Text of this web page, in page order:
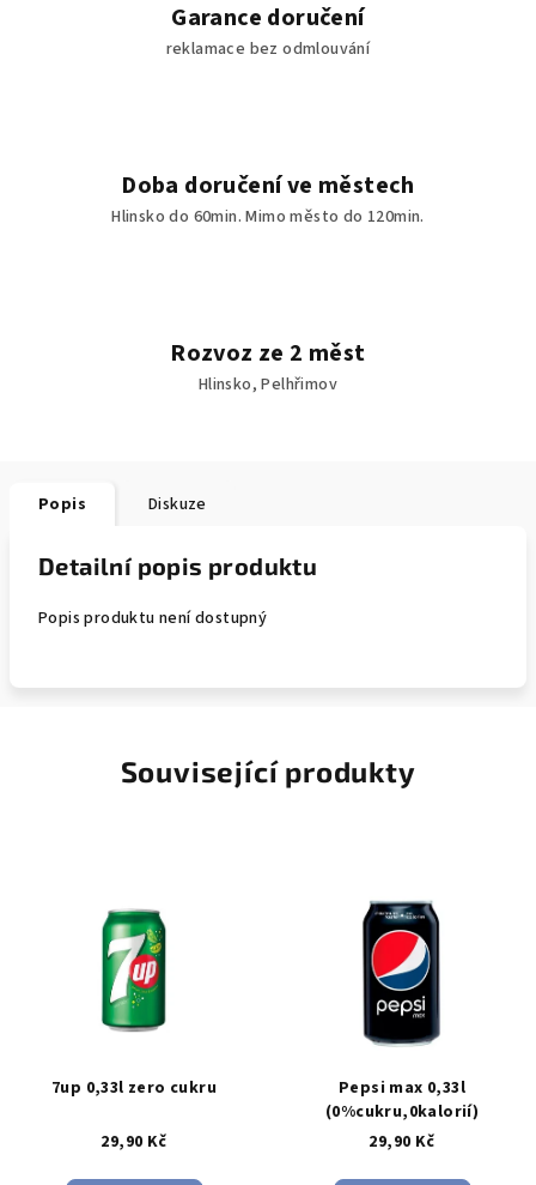
Garance doručení
reklamace bez odmlouvání
Doba doručení ve městech
Hlinsko do 60min. Mimo město do 120min.
Rozvoz ze 2 měst
Hlinsko, Pelhřimov
Popis Diskuze
Detailní popis produktu
Popis produktu není dostupný
Související produkty
7up 0,33l zero cukru
29,90 Kč
Pepsi max 0,33l
(0%cukru,0kalorií)
29,90 Kč